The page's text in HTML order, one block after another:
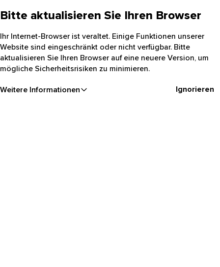
Bitte aktualisieren Sie Ihren Browser
Ihr Internet-Browser ist veraltet. Einige Funktionen unserer
Website sind eingeschränkt oder nicht verfügbar. Bitte
aktualisieren Sie Ihren Browser auf eine neuere Version, um
mögliche Sicherheitsrisiken zu minimieren.
Weitere Informationen Ignorieren